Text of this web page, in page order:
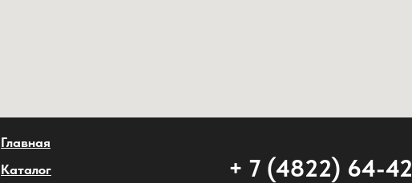
Главная
Каталог
+ 7 (4822) 64-